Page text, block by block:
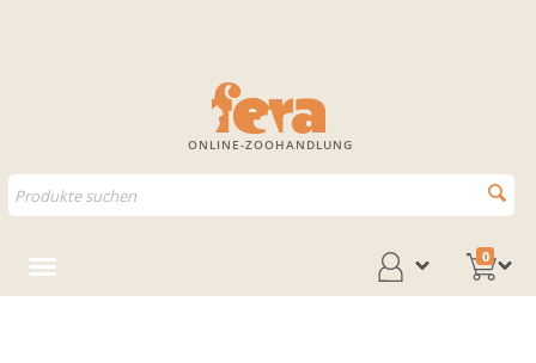
ONLINE-ZOOHANDLUNG
0